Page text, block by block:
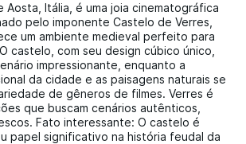
Aosta, Itália, é uma joia cinematográfica
pelo imponente Castelo de Verres,
um ambiente medieval perfeito para
castelo, com seu design cúbico único,
impressionante, enquanto a
da cidade e as paisagens naturais se
de gêneros de filmes. Verres é
que buscam cenários autênticos,
Fato interessante: O castelo é
papel significativo na história feudal da